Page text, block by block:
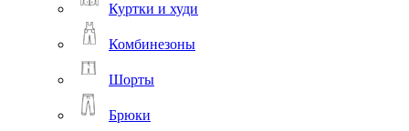
Куртки и худи
Комбинезоны
Шорты
Брюки